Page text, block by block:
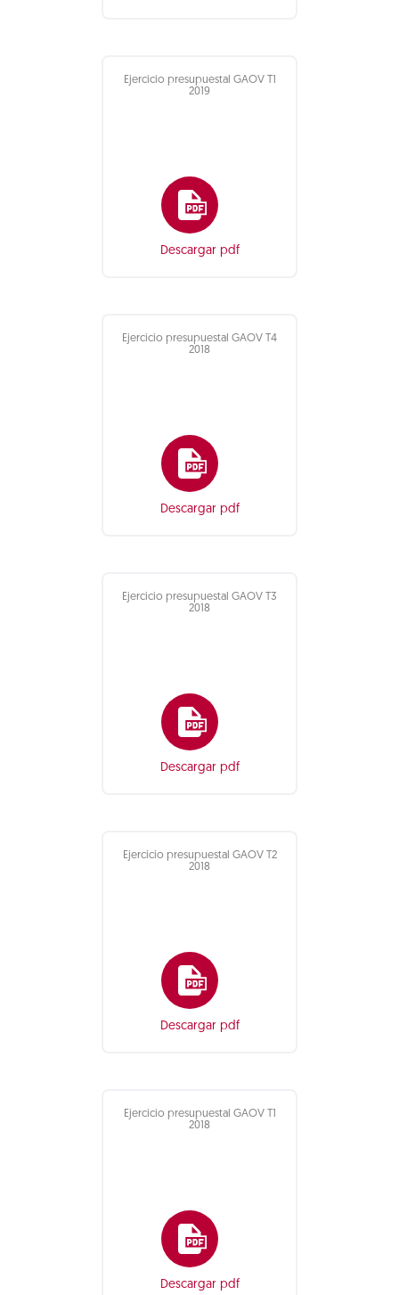
Ejercicio presupuestal GAOV T1
2019
Descargar pdf
Ejercicio presupuestal GAOV T4
2018
Descargar pdf
Ejercicio presupuestal GAOV T3
2018
Descargar pdf
Ejercicio presupuestal GAOV T2
2018
Descargar pdf
Ejercicio presupuestal GAOV T1
2018
Descargar pdf